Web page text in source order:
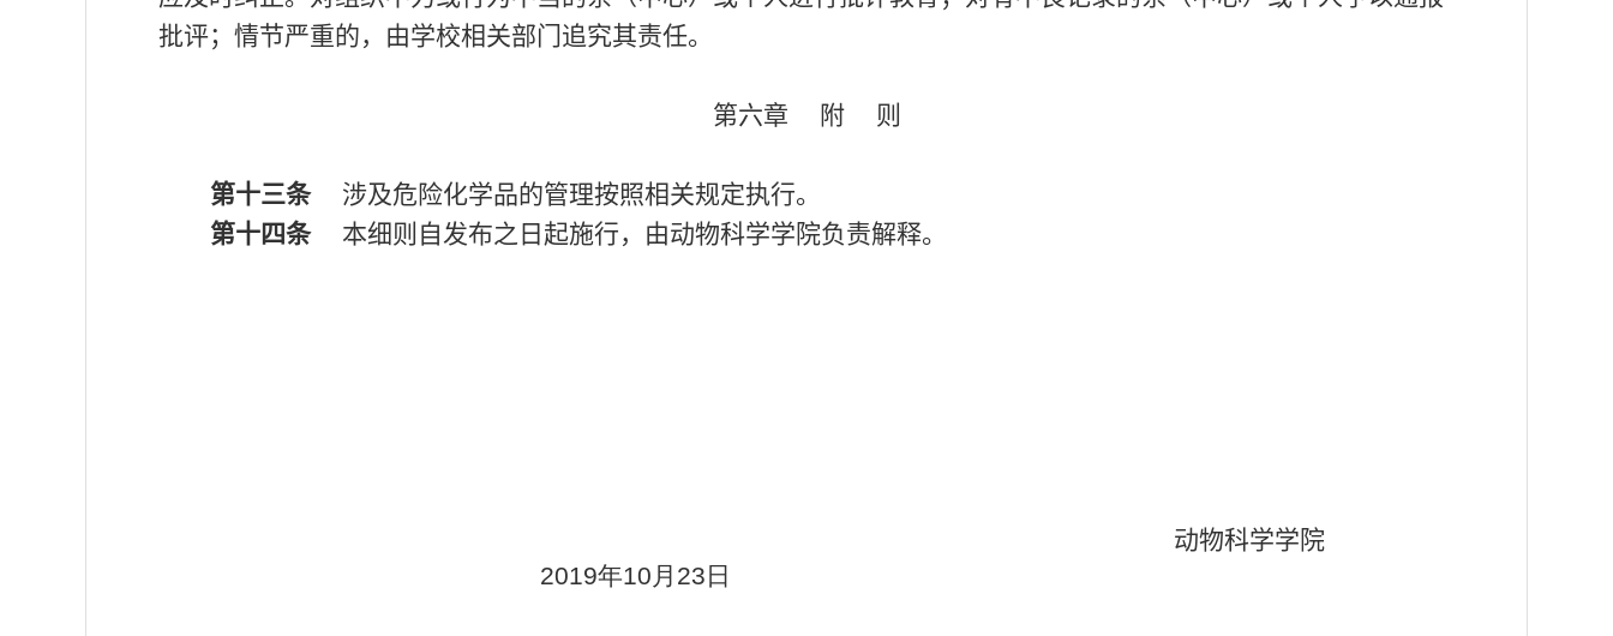
批评；情节严重的，由学校相关部门追究其责任。
第六章 附 则
第十三条涉及危险化学品的管理按照相关规定执行。
第十四条本细则自发布之日起施行，由动物科学学院负责解释。
动物科学学院
2019年10月 23 日